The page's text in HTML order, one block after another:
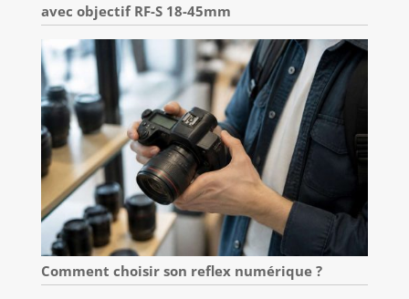
avec objectif RF-S 18-45mm
Comment choisir son reflex numérique ?